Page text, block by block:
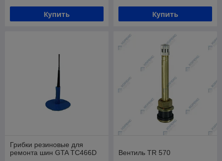
Купить Купить
Грибки резиновые для
ремонта шин GTA ТС466D
Вентиль TR 570